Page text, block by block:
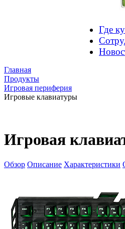
Где
Главная
Продукты
Игровая периферия
Игровые клавиатуры
Игровая
Обзор Описание Характеристики